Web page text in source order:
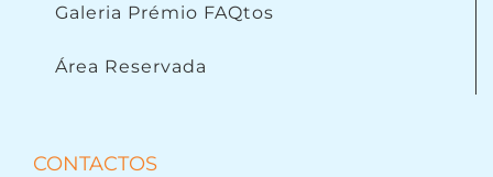
Galeria Prémio FAQtos
Área Reservada
CONTACTOS